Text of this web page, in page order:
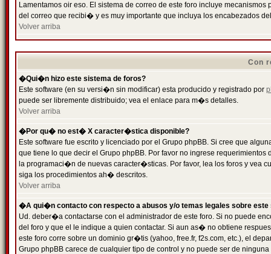
Lamentamos oir eso. El sistema de correo de este foro incluye
del correo que recibi� y es muy importante que incluya los encabezados
Volver arriba
Con
�Qui�n hizo este sistema de foros?
Este software (en su versi�n sin modificar) esta producido y registrado por
puede ser libremente distribuido; vea el enlace para m�s detalles.
Volver arriba
�Por qu� no est� X caracter�stica disponible?
Este software fue escrito y licenciado por el Grupo phpBB. Si cree que
que tiene lo que decir el Grupo phpBB. Por favor no ingrese
la programaci�n de nuevas caracter�sticas. Por favor, lea los foros y vea
siga los procedimientos ah� descritos.
Volver arriba
�A qui�n contacto con respecto a abusos y/o temas legales sobre este
Ud. deber�a contactarse con el administrador de este foro. Si no puede
del foro y que el le indique a quien contactar. Si aun as� no obtiene
este foro corre sobre un dominio gr�tis (yahoo, free.fr, f2s.com, etc.), el
Grupo phpBB carece de cualquier tipo de control y no puede ser de